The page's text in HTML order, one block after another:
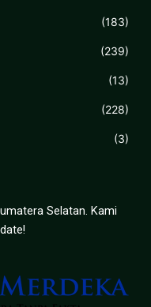
(183)
(239)
(13)
(228)
(3)
Selatan. Kami